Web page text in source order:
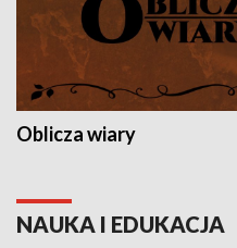
Oblicza wiary
NAUKA I EDUKACJA